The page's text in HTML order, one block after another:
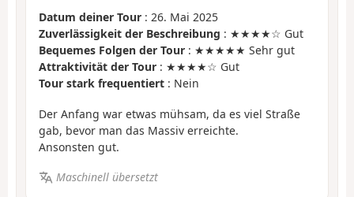
Datum deiner Tour : 26. Mai 2025
Zuverlässigkeit der Beschreibung : ★★★★☆ Gut
Bequemes Folgen der Tour : ★★★★★ Sehr gut
Attraktivität der Tour : ★★★★☆ Gut
Tour stark frequentiert : Nein
Der Anfang war etwas mühsam, da es viel Straße
gab, bevor man das Massiv erreichte.
Ansonsten gut.
Maschinell übersetzt